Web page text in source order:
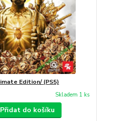
Edition/ (PS5)
Skladem 1 ks
Přidat do košíku